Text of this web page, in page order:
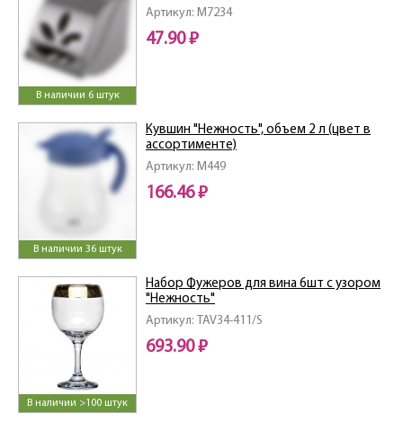
В наличии 6 штук
Артикул: M7234
47.90 ₽
В наличии 36 штук
Артикул: M449
Кувшин "Нежность", объем 2 л (цвет в
ассортименте)
166.46 ₽
В наличии >100 штук
Артикул: TAV34-411/S
Набор Фужеров для вина 6шт с узором
"Нежность"
693.90 ₽